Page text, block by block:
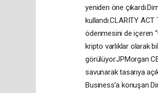
yeniden öne
kullandı.CLARITY
ödenmesini de içeren
kripto varlıklar olarak
görülüyor.JPMorgan
savunarak tasarıya
Business’a konuşan